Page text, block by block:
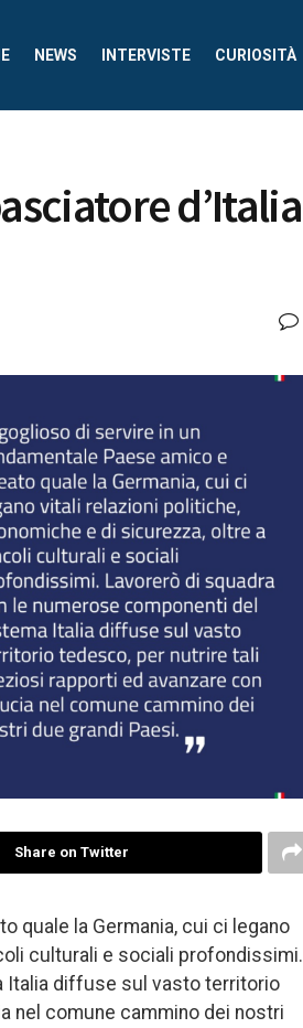
NEWS INTERVISTE CURIOSITÀ
d’Italia
Share on Twitter
quale la Germania, cui ci legano
culturali e sociali profondissimi.
Italia diffuse sul vasto territorio
nel comune cammino dei nostri